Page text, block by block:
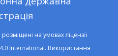
на умовах ліцензії
International. Використання